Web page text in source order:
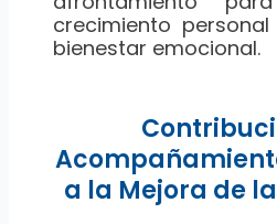
crecimiento
bienestar emocional.
a la Mejora de